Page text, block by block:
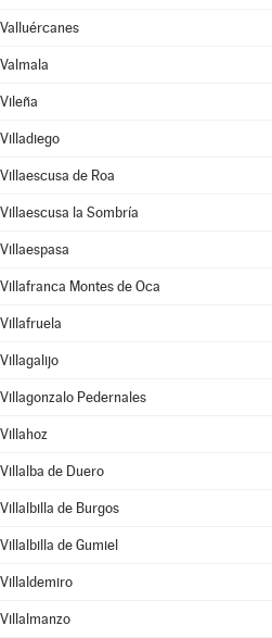
Valluércanes
Valmala
Vileña
Villadiego
Villaescusa de Roa
Villaescusa la Sombría
Villaespasa
Villafranca Montes de Oca
Villafruela
Villagalijo
Villagonzalo Pedernales
Villahoz
Villalba de Duero
Villalbilla de Burgos
Villalbilla de Gumiel
Villaldemiro
Villalmanzo